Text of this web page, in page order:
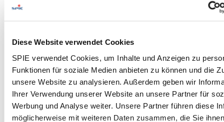
Diese Website verwendet Cookies
SPIE verwendet Cookies, um Inhalte und Anzeigen zu
Funktionen für soziale Medien anbieten zu können und die
unsere Website zu analysieren. Außerdem geben wir
Ihrer Verwendung unserer Website an unsere Partner für
Werbung und Analyse weiter. Unsere Partner führen diese
möglicherweise mit weiteren Daten zusammen, die Sie ihnen
Bis zu 35 Urlaubstage
Überstundenausgleich
Flexible Arbeitszeiten zur Vereinbarkeit von
Familie, Freunden und Beruf
Anteiliges 13. Monatseinkommen
Fahrrad-Leasing Jobrad